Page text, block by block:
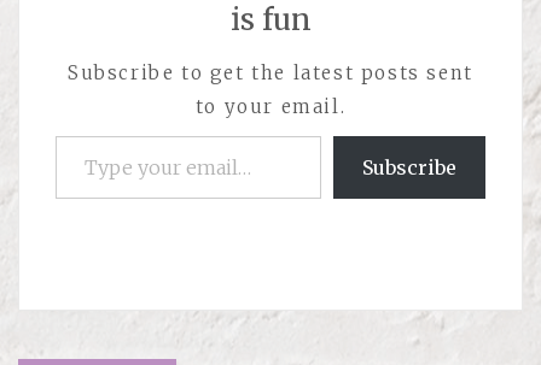
is fun
Subscribe to get the latest posts sent
to your email.
Type your email…
Subscribe